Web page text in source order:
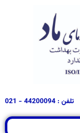
تلفن : 44200094 - 021